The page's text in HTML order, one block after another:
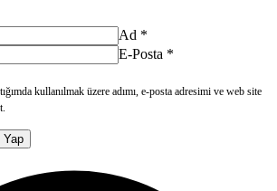
Ad *
E-Posta *
kullanılmak üzere adımı, e-posta adresimi ve web site
Yap